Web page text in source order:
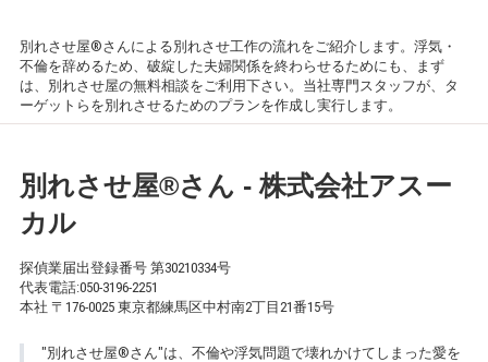
別れさせ屋®さんによる別れさせ工作の流れをご紹介します。浮気・
不倫を辞めるため、破綻した夫婦関係を終わらせるためにも、まず
は、別れさせ屋の無料相談をご利用下さい。当社専門スタッフが、タ
ーゲットらを別れさせるためのプランを作成し実行します。
別れさせ屋®さん - 株式会社アスー
カル
探偵業届出登録番号 第30210334号
代表電話:050-3196-2251
本社 〒176-0025 東京都練馬区中村南2丁目21番15号
"別れさせ屋®さん"は、不倫や浮気問題で壊れかけてしまった愛を